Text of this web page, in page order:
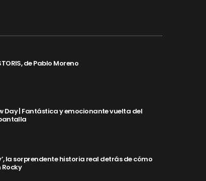
de Pablo Moreno
Day | Fantástica y emocionante vuelta del
la sorprendente historia real detrás de cómo